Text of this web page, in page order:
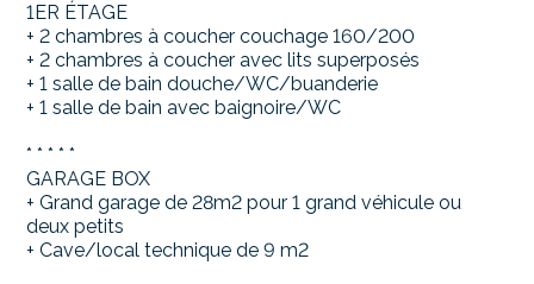
1ER ÉTAGE
+ 2 chambres à coucher couchage 160/200
+ 2 chambres à coucher avec lits superposés
+ 1 salle de bain douche/WC/buanderie
+ 1 salle de bain avec baignoire/WC
* * * * *
GARAGE BOX
+ Grand garage de 28m2 pour 1 grand véhicule ou
deux petits
+ Cave/local technique de 9 m2